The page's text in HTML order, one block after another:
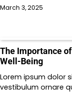
March 3, 2025
The Importance
Well-Being
Lorem ipsum dolor
vestibulum ornare